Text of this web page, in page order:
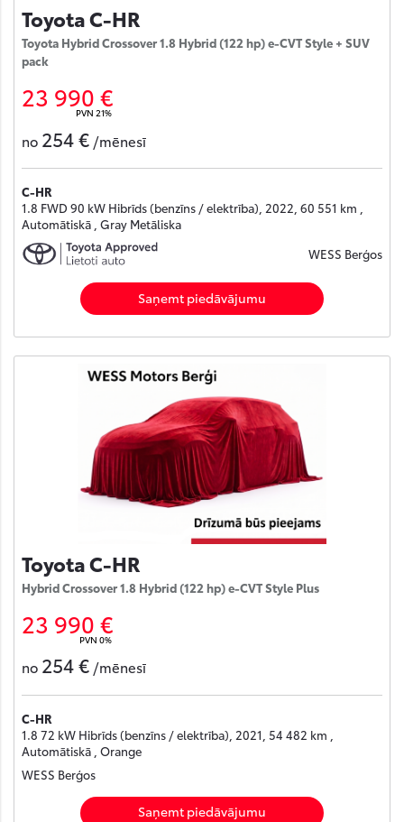
Toyota C-HR
Toyota Hybrid Crossover 1.8 Hybrid (122 hp) e-CVT Style + SUV
pack
23 990 €
PVN 21%
no 254 € /mēnesī
C-HR
1.8 FWD 90 kW Hibrīds (benzīns / elektrība), 2022, 60 551 km ,
Automātiskā , Gray Metāliska
WESS Berģos
Saņemt piedāvājumu
Toyota C-HR
Hybrid Crossover 1.8 Hybrid (122 hp) e-CVT Style Plus
23 990 €
PVN 0%
no 254 € /mēnesī
C-HR
1.8 72 kW Hibrīds (benzīns / elektrība), 2021, 54 482 km ,
Automātiskā , Orange
WESS Berģos
Saņemt piedāvājumu